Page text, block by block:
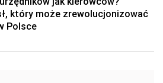
który może zrewolucjonizować
Polsce